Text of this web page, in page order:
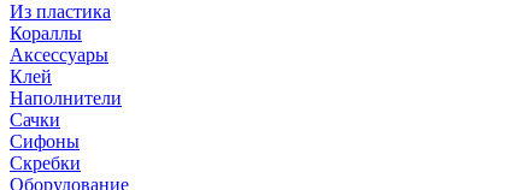
Из пластика
Кораллы
Аксессуары
Клей
Наполнители
Сачки
Сифоны
Скребки
Оборудование